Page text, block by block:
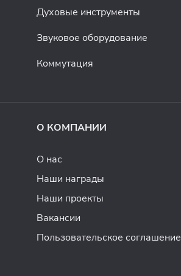
Духовые инструменты
Звуковое оборудование
Коммутация
О КОМПАНИИ
О нас
Наши награды
Наши проекты
Вакансии
Пользовательское соглашение